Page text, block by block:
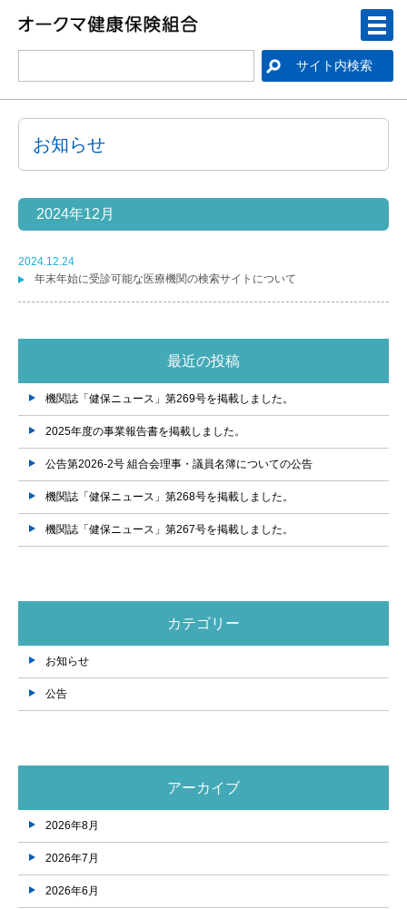
お知らせ
2024年12月
2024.12.24
年末年始に受診可能な医療機関の検索サイトについて
最近の投稿
機関誌「健保ニュース」第269号を掲載しました。
2025年度の事業報告書を掲載しました。
公告第2026-2号 組合会理事・議員名簿についての公告
機関誌「健保ニュース」第268号を掲載しました。
機関誌「健保ニュース」第267号を掲載しました。
カテゴリー
お知らせ
公告
アーカイブ
2026年8月
2026年7月
2026年6月